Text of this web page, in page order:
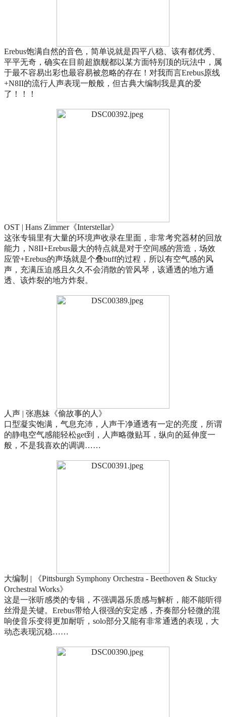
Erebus饱满自然的音色，简单说就是四平八稳、该有都优秀、
平平无奇，确实在目前超旗舰都以某方面特别顶的玩法中，属
于最不容易出彩也最容易被忽略的存在！对我而言Erebus原线
+N8II的流行人声表现一般般，但古典大编制我是真的爱
了！！！
OST | Hans Zimmer《Interstellar》
这张专辑里有大量的环境声收录在里面，非常考究器材的回放
能力，N8II+Erebus最大的特点就是对于空间感的营造，场效
应管+Erebus的声场就是个叠buff的过程，所以有空气感的风
声，充满压迫感且久久不会消散的管风琴，该通透的地方通
透、该炸裂的地方炸裂。
人声 | 张惠妹《偷故事的人》
口型凝实饱满，气息充沛，人声干净通透有一定的亮度，所谓
的静电空气感能轻松get到，人声略微贴耳，纵向的延伸度一
般，不是我喜欢的调调……
大编制 | 《Pittsburgh Symphony Orchestra - Beethoven & Stucky
Orchestral Works》
这是一张听感类的专辑，不强调器乐质感与解析，能不能听得
丝滑是关键。Erebus带给人很强的安定感，齐奏部分轻微的混
响使音乐变得更加耐听，solo部分又能有非常通透的表现，大
动态表现沉稳……